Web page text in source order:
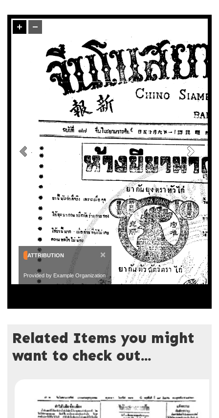
ATTRIBUTION ×
Provided by Example Organization
Related Items you might
want to check out...